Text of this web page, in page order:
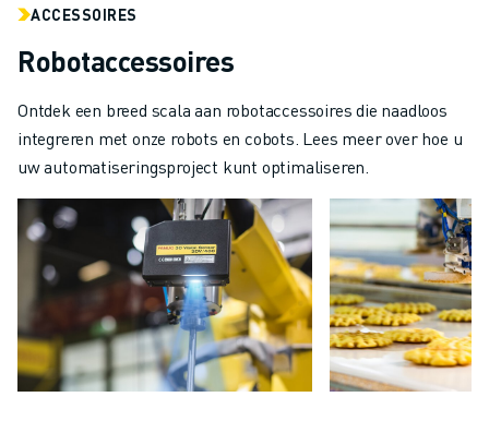
ACCESSOIRES
Robotaccessoires
Ontdek een breed scala aan robotaccessoires die naadloos
integreren met onze robots en cobots. Lees meer over hoe u
uw automatiseringsproject kunt optimaliseren.